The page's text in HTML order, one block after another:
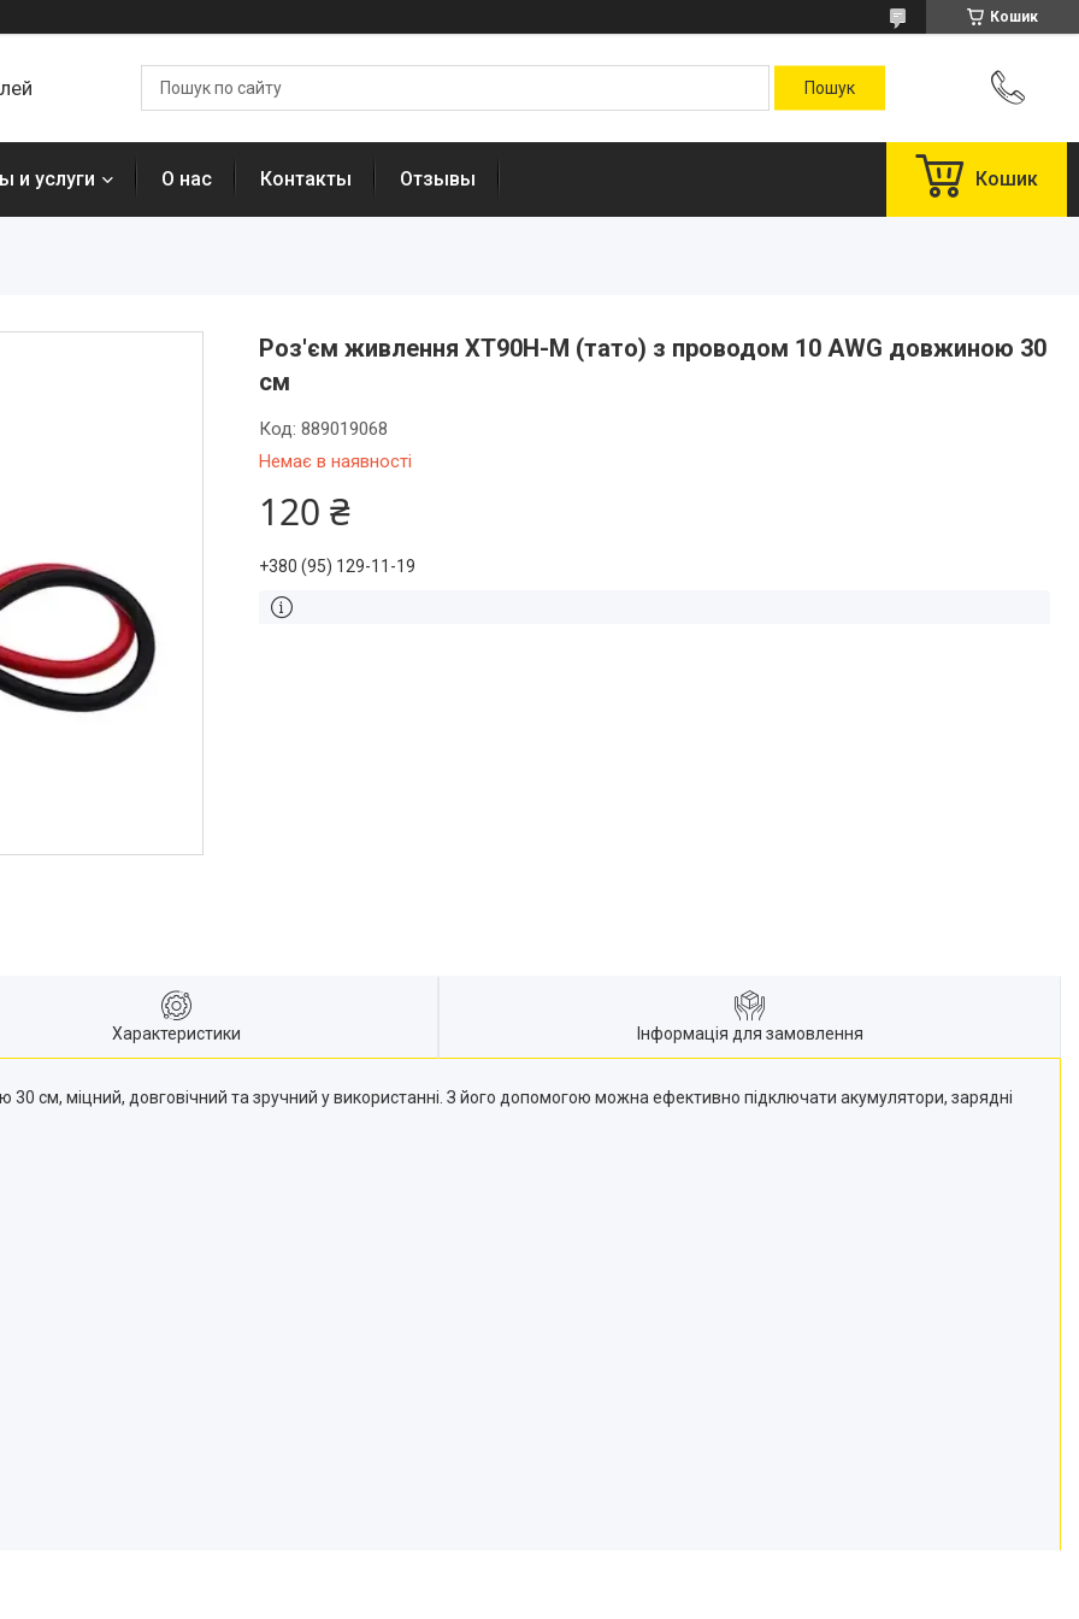
Кошик
и услуги О нас Контакты Отзывы Кошик
Роз'єм живлення XT90H-M (тато) з проводом 10 AWG довжиною 30
см
Немає в наявності
Код: 889019068
120 ₴
+380 (95) 129-11-19
Характеристики Інформація для замовлення
см, міцний, довговічний та зручний у використанні. З його допомогою можна ефективно підключати акумулятори, зарядні